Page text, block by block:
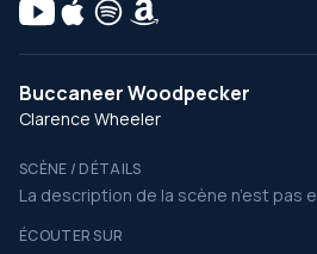
Buccaneer Woodpecker
Clarence Wheeler
SCÈNE / DÉTAILS
La description de la scène n’est pas
ÉCOUTER SUR